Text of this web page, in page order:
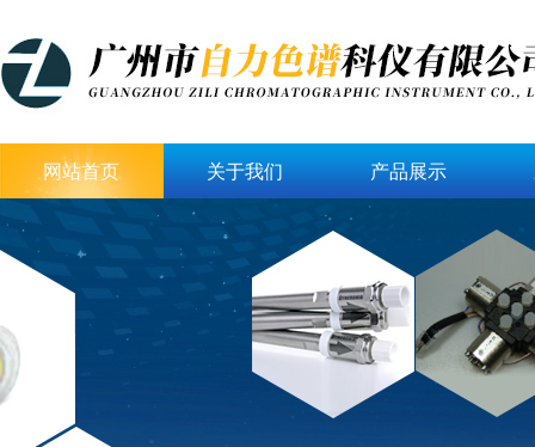
网站首页 关于我们 产品展示